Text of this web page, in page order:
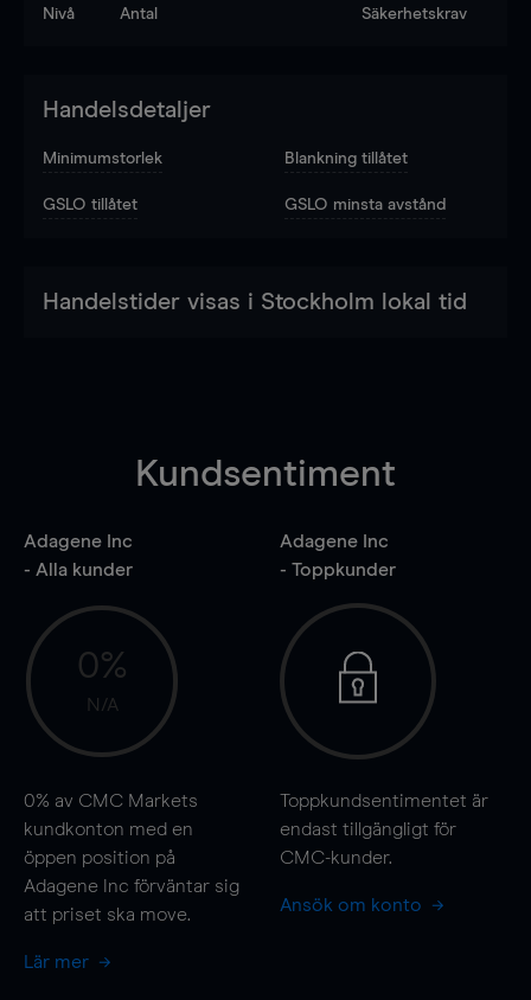
Nivå Antal Säkerhetskrav
Handelsdetaljer
Minimumstorlek Blankning tillåtet
GSLO tillåtet GSLO minsta avstånd
Handelstider visas i Stockholm lokal tid
Kundsentiment
Adagene Inc
- Alla kunder
0%
N/A
0% av CMC Markets
kundkonton med en
öppen position på
Adagene Inc förväntar sig
att priset ska move.
Lär mer
Adagene Inc
- Toppkunder
Toppkundsentimentet är
endast tillgängligt för
CMC-kunder.
Ansök om konto